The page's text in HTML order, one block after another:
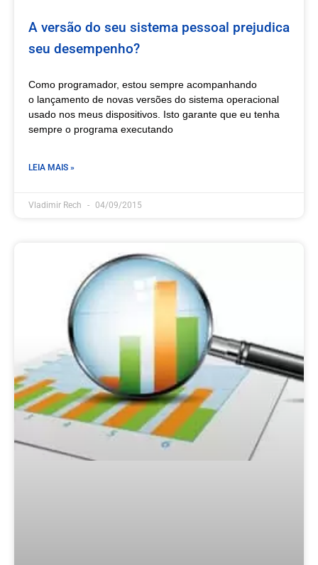
A versão do seu sistema pessoal prejudica
seu desempenho?
Como programador, estou sempre acompanhando
o lançamento de novas versões do sistema operacional
usado nos meus dispositivos. Isto garante que eu tenha
sempre o programa executando
LEIA MAIS »
Vladimir Rech 04/09/2015